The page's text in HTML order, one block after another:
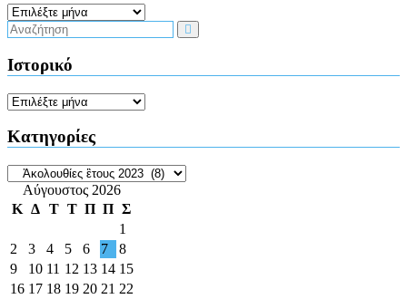
Ιστορικό
Ιστορικό
Ιστορικό
Kατηγορίες
Kατηγορίες
Αύγουστος 2026
Κ Δ Τ Τ Π Π Σ
1
2
3 4 5 6 7
8
9
10 11 12 13 14 15
16 17 18 19 20 21 22